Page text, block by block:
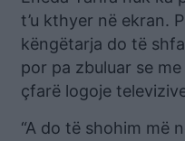
t’u kthyer në ekran.
këngëtarja do të
por pa zbuluar se
çfarë logoje
“A do të shohim më